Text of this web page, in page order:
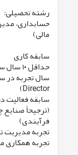
رشته تحصیلی:
مالی)
سابقه کاری
Director)
سابقه
فرآیندی)
تجربه مدیریت
تجربه همکاری